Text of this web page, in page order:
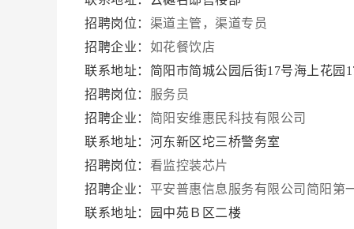
招聘岗位： 渠道主管，渠道专员
招聘企业： 如花餐饮店
联系地址：简阳市简城公园后街17号海上花园
招聘岗位： 服务员
招聘企业： 简阳安维惠民科技有限公司
联系地址：河东新区坨三桥警务室
招聘岗位： 看监控装芯片
招聘企业： 平安普惠信息服务有限公司简阳第
联系地址：园中苑Ｂ区二楼